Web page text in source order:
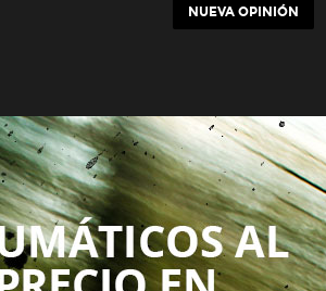
NUEVA OPINIÓN